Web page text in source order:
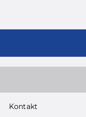
Kontakt